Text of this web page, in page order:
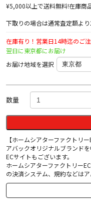
¥5,000以上で送料無料!在庫商
下取りの場合は通常査定額よ
在庫有り！営業日14時迄のご
翌日に東京都にお届け
お届け地域を選択
数量
【ホームシアターファクトリー
アバックオリジナルブランド
ECサイトもございます。
ホームシアターファクトリー
の決済システム、規約などはア